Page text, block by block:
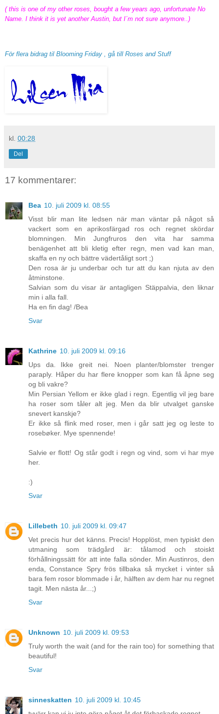
( this is one of my other roses, bought a few years ago, unfortunate No
Name. I think it is yet another Austin, but I´m not sure anymore..)
För flera bidrag til Blooming Friday , gå till Roses and Stuff
kl. 00:28
Del
17 kommentarer:
Bea 10. juli 2009 kl. 08:55
Visst blir man lite ledsen när man väntar på något så
vackert som en aprikosfärgad ros och regnet skördar
blomningen. Min Jungfruros den vita har samma
benägenhet att bli kletig efter regn, men vad kan man,
skaffa en ny och bättre vädertåligt sort ;)
Den rosa är ju underbar och tur att du kan njuta av den
åtminstone.
Salvian som du visar är antagligen Stäppalvia, den liknar
min i alla fall.
Ha en fin dag! /Bea
Svar
Kathrine 10. juli 2009 kl. 09:16
Ups da. Ikke greit nei. Noen planter/blomster trenger
paraply. Håper du har flere knopper som kan få åpne seg
og bli vakre?
Min Persian Yellom er ikke glad i regn. Egentlig vil jeg bare
ha roser som tåler alt jeg. Men da blir utvalget ganske
snevert kanskje?
Er ikke så flink med roser, men i går satt jeg og leste to
rosebøker. Mye spennende!
Salvie er flott! Og står godt i regn og vind, som vi har mye
her.
:)
Svar
Lillebeth 10. juli 2009 kl. 09:47
Vet precis hur det känns. Precis! Hopplöst, men typiskt den
utmaning som trädgård är: tålamod och stoiskt
förhållningssätt för att inte falla sönder. Min Austinros, den
enda, Constance Spry frös tillbaka så mycket i vinter så
bara fem rosor blommade i år, hälften av dem har nu regnet
tagit. Men nästa år...;)
Svar
Unknown 10. juli 2009 kl. 09:53
Truly worth the wait (and for the rain too) for something that
beautiful!
Svar
sinneskatten 10. juli 2009 kl. 10:45